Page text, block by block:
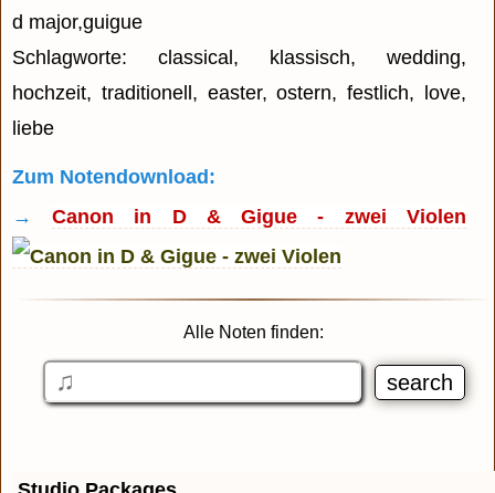
d major,guigue
Schlagworte: classical, klassisch, wedding,
hochzeit, traditionell, easter, ostern, festlich, love,
liebe
Zum Notendownload:
→Canon in D & Gigue - zwei Violen
Alle Noten finden: